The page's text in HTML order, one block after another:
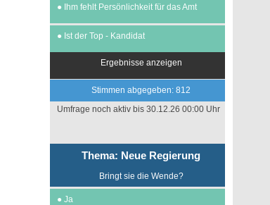
● Ihm fehlt Persönlichkeit für das Amt
● Ist der Top - Kandidat
Ergebnisse anzeigen
Stimmen abgegeben: 812
Umfrage noch aktiv bis 30.12.26 00:00 Uhr
Thema: Neue Regierung
Bringt sie die Wende?
● Ja